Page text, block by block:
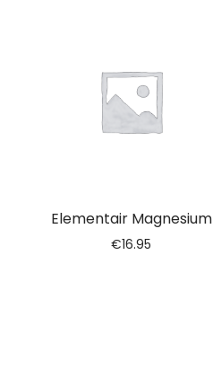
Elementair Magnesium
€16.95